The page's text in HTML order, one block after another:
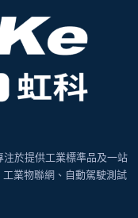
注於提供工業標準品及一站
業物聯網、自動駕駛測試